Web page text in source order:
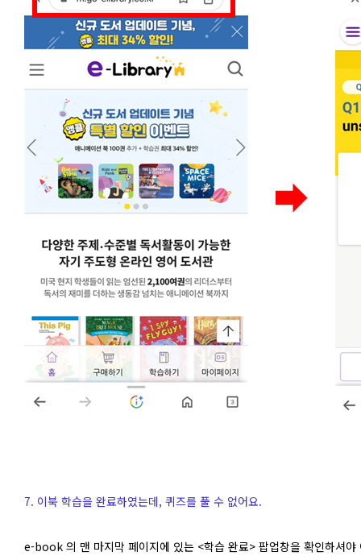
7. 이북 학습을 완료하였는데, 퀴즈를 풀 수 없어요.
e-book 의 맨 마지막 페이지에 있는 <학습 완료> 팝업창을 확인하셔야